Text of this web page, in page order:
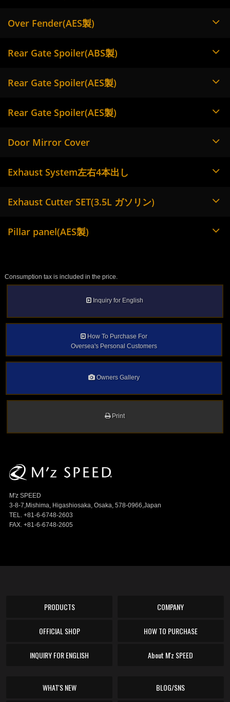
Over Fender(AES製)
Rear Gate Spoiler(ABS製)
Rear Gate Spoiler(AES製)
Rear Gate Spoiler(AES製)
Door Mirror Cover
Exhaust System左右4本出し
Exhaust Cutter SET(3.5L ガソリン)
Pillar panel(AES製)
Consumption tax is included in the price.
Inquiry for English
How To Purchase For
Oversea's Personal Customers
Owners Gallery
Print
M'z SPEED
3-8-7,Mishima, Higashiosaka, Osaka, 578-0966,Japan
TEL. +81-6-6748-2603
FAX. +81-6-6748-2605
PRODUCTS COMPANY
OFFICIAL SHOP HOW TO PURCHASE
INQUIRY FOR ENGLISH About M'z SPEED
WHAT'S NEW BLOG/SNS